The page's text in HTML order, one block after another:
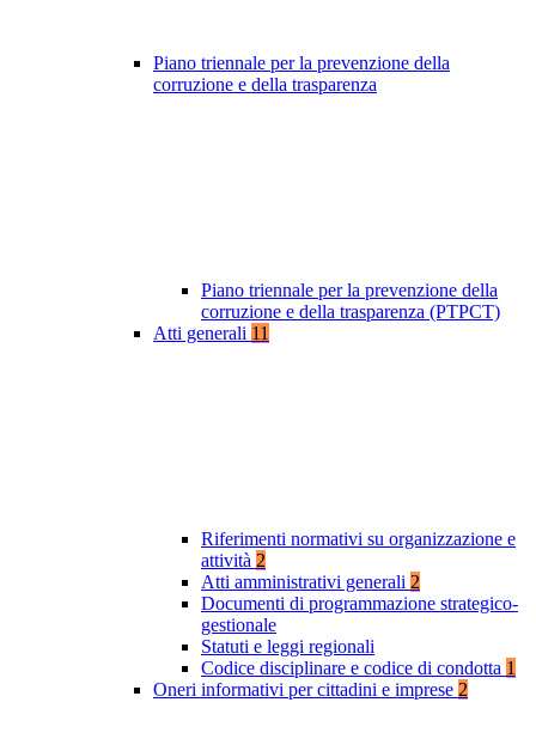
Piano triennale per la prevenzione della
corruzione e della trasparenza
Piano triennale per la prevenzione della
corruzione e della trasparenza (PTPCT)
Atti generali 11
Riferimenti normativi su organizzazione e
attività 2
Atti amministrativi generali 2
Documenti di programmazione strategico-
gestionale
Statuti e leggi regionali
Codice disciplinare e codice di condotta 1
Oneri informativi per cittadini e imprese 2